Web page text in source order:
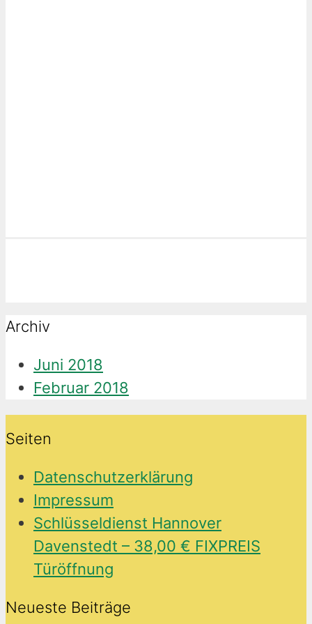
Archiv
Juni 2018
Februar 2018
Seiten
Datenschutzerklärung
Impressum
Schlüsseldienst Hannover
Davenstedt – 38,00 € FIXPREIS
Türöffnung
Neueste Beiträge